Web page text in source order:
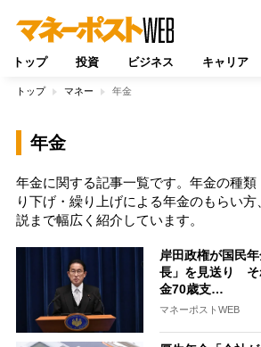
トップ 投資 ビジネス キャリア
トップ マネー 年金
年金
年金に関する記事一覧です。年金の種
り下げ・繰り上げによる年金のもらい
説まで幅広く紹介しています。
岸田政権が国民
長」を見送り そ
金70歳支…
マネーポストWEB